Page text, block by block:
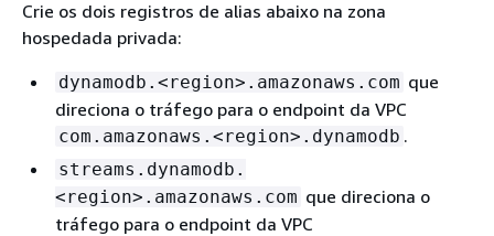
Crie os dois registros de alias abaixo na zona
hospedada privada:
dynamodb.<region>.amazonaws.com que
direciona o tráfego para o endpoint da VPC
com.amazonaws.<region>.dynamodb .
streams.dynamodb.
<region>.amazonaws.com que direciona o
tráfego para o endpoint da VPC